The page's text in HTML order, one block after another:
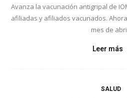
Avanza la vacunación antigripal de
afiliadas y afiliados vacunados.
mes de
Leer más
SALUD